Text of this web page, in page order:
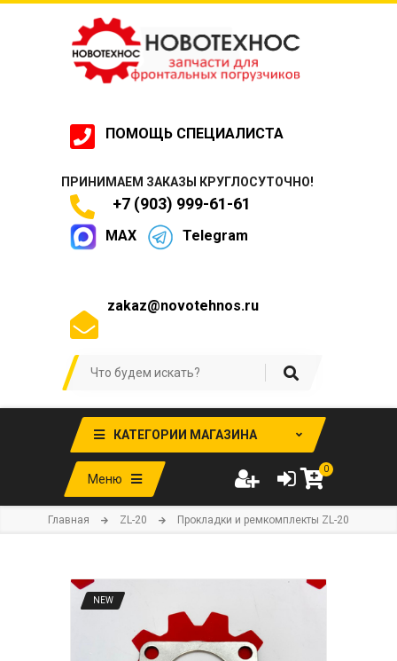
ПОМОЩЬ СПЕЦИАЛИСТА
ПРИНИМАЕМ ЗАКАЗЫ КРУГЛОСУТОЧНО!
+7 (903) 999-61-61
MAX Telegram
zakaz@novotehnos.ru
КАТЕГОРИИ МАГАЗИНА
Меню
0
Главная ZL-20 Прокладки и ремкомплекты ZL-20
NEW